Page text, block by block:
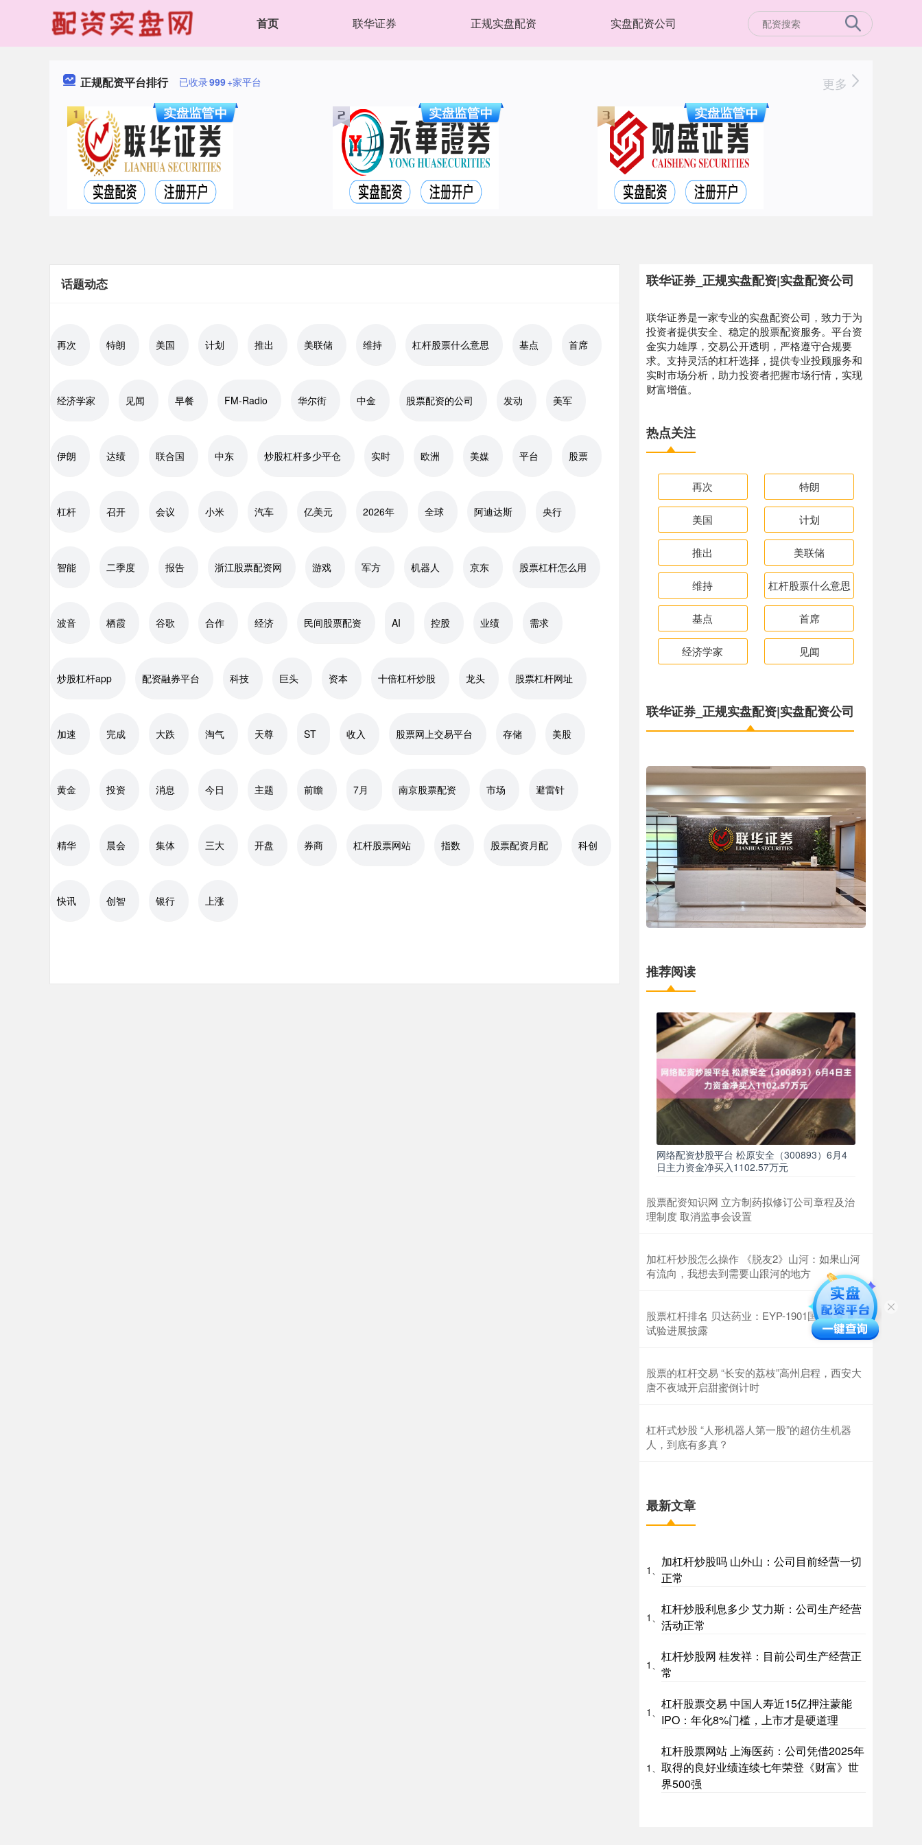
首页 联华证券 正规实盘配资 实盘配资公司
正规配资平台排行 已收录999+家平台 更多
话题动态
再次 特朗 美国 计划 推出 美联储 维持 杠杆股票什么意思 基点 首席
经济学家 见闻 早餐 FM-Radio 华尔街 中金 股票配资的公司 发动 美军
伊朗 达绩 联合国 中东 炒股杠杆多少平仓 实时 欧洲 美媒 平台 股票
杠杆 召开 会议 小米 汽车 亿美元 2026年 全球 阿迪达斯 央行
智能 二季度 报告 浙江股票配资网 游戏 军方 机器人 京东 股票杠杆怎么用
波音 栖霞 谷歌 合作 经济 民间股票配资 AI 控股 业绩 需求
炒股杠杆app 配资融券平台 科技 巨头 资本 十倍杠杆炒股 龙头 股票杠杆网址
加速 完成 大跌 淘气 天尊 ST 收入 股票网上交易平台 存储 美股
黄金 投资 消息 今日 主题 前瞻 7月 南京股票配资 市场 避雷针
精华 晨会 集体 三大 开盘 券商 杠杆股票网站 指数 股票配资月配 科创
快讯 创智 银行 上涨
联华证券_正规实盘配资|实盘配资公司
联华证券是一家专业的实盘配资公司，致力于为
投资者提供安全、稳定的股票配资服务。平台资
金实力雄厚，交易公开透明，严格遵守合规要
求。支持灵活的杠杆选择，提供专业投顾服务和
实时市场分析，助力投资者把握市场行情，实现
财富增值。
热点关注
再次 特朗
美国 计划
推出 美联储
维持 杠杆股票什么意思
基点 首席
经济学家 见闻
联华证券_正规实盘配资|实盘配资公司
推荐阅读
网络配资炒股平台 松原安全（300893）6月4
日主力资金净买入1102.57万元
股票配资知识网 立方制药拟修订公司章程及治
理制度 取消监事会设置
加杠杆炒股怎么操作 《脱友2》山河：如果山河
有流向，我想去到需要山跟河的地方
股票杠杆排名 贝达药业：EYP-1901国内I期临床
试验进展披露
股票的杠杆交易 “长安的荔枝”高州启程，西安大
唐不夜城开启甜蜜倒计时
杠杆式炒股 “人形机器人第一股”的超仿生机器
人，到底有多真？
最新文章
1、
加杠杆炒股吗 山外山：公司目前经营一切
正常
1、
杠杆炒股利息多少 艾力斯：公司生产经营
活动正常
1、
杠杆炒股网 桂发祥：目前公司生产经营正
常
1、
杠杆股票交易 中国人寿近15亿押注蒙能
IPO：年化8%门槛，上市才是硬道理
1、
杠杆股票网站 上海医药：公司凭借2025年
取得的良好业绩连续七年荣登《财富》世
界500强